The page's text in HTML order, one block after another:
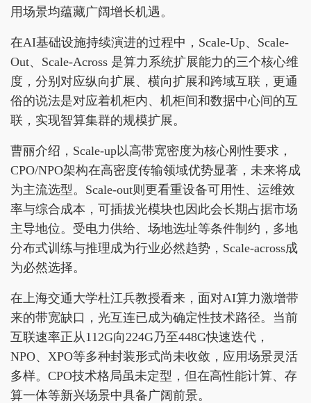
用场景均蕴藏广阔增长机遇。
在AI基础设施持续演进的过程中，‌Scale-Up、Scale-
Out、Scale-Across‌ 是算力系统扩展能力的三个核心维
度，分别对应纵向扩展、横向扩展和跨域互联‌，更通
俗的说法是对应着机柜内、机柜间和数据中心间的互
联，实现智算集群的规模扩展。
曹丽介绍，Scale-up以高带宽密度为核心刚性要求，
CPO/NPO架构在高密度传输领域优势显著，未来将成
为主流选型。Scale-out则更看重设备可用性、运维效
率与综合成本，可插拔光模块也因此会长期占据市场
主导地位。受电力供给、场地选址等条件制约，多地
分布式训练与推理成为行业必然趋势，Scale-across成
为必然选择。
在上海交通大学杜江兵教授看来，面对AI算力激增带
来的带宽缺口，光互连已成为确定性技术路径。当前
互联速率正从112G向224G乃至448G快速迭代，
NPO、XPO等多种封装形式尚未收敛，应用场景灵活
多样。CPO技术格局虽未定型，但在高性能计算、存
算一体等新兴场景中具备广阔前景。